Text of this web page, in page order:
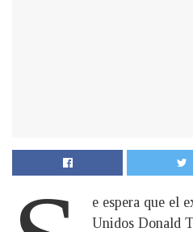
e espera que el
Unidos Donald